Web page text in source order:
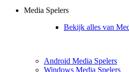
Media Spelers
Bekijk alles van
Android Media Spelers
Windows Media Spelers